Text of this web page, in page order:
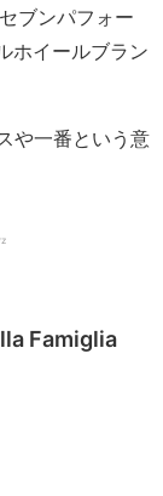
ブンパフォー
ホイールブラン
や一番という意
Famiglia